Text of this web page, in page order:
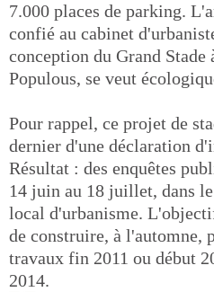
7.000 places de parking.
confié au cabinet
conception du Grand
Populous, se veut
Pour rappel, ce projet de
dernier d'une déclaration
Résultat : des enquêtes
14 juin au 18 juillet, dans
local d'urbanisme.
de construire, à l'automne,
travaux fin 2011 ou début
2014.